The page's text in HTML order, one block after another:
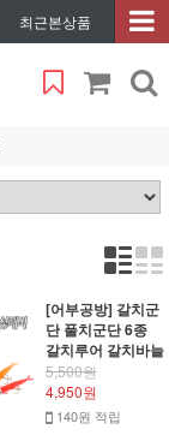
최근본상품
[어부공방] 갈치군
단 풀치군단 6종
갈치루어 갈치바늘
5,500원
4,950원
140원 적립